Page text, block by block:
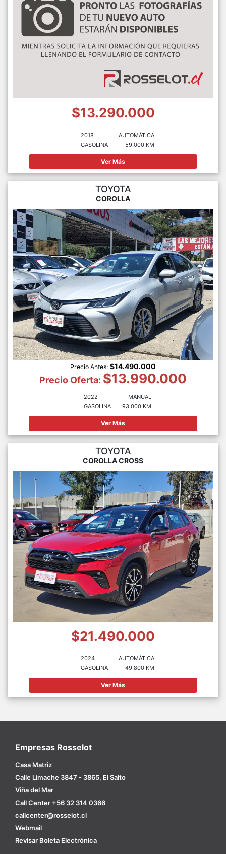
$13.290.000
2018
GASOLINA
AUTOMÁTICA
59.000 KM
Ver Más
TOYOTA
COROLLA
Precio Antes: $14.490.000
Precio Oferta: $13.990.000
2022
GASOLINA
MANUAL
93.000 KM
Ver Más
TOYOTA
COROLLA CROSS
$21.490.000
2024
GASOLINA
AUTOMÁTICA
49.800 KM
Ver Más
Empresas Rosselot
Casa Matriz
Calle Limache 3847 - 3865, El Salto
Viña del Mar
Call Center +56 32 314 0366
callcenter@rosselot.cl
Webmail
Revisar Boleta Electrónica